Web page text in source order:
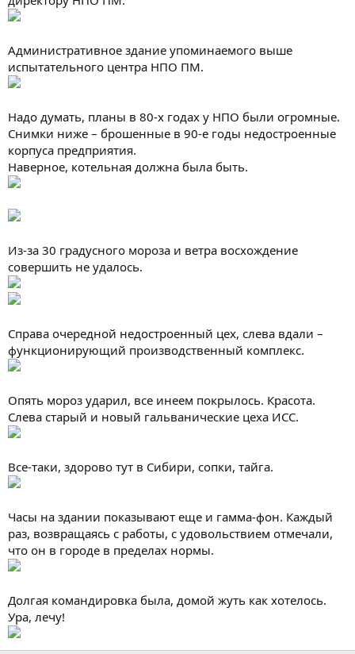
Административное здание упоминаемого выше
испытательного центра НПО ПМ.
Надо думать, планы в 80-х годах у НПО были огромные.
Снимки ниже – брошенные в 90-е годы недостроенные
корпуса предприятия.
Наверное, котельная должна была быть.
Из-за 30 градусного мороза и ветра восхождение
совершить не удалось.
Справа очередной недостроенный цех, слева вдали –
функционирующий производственный комплекс.
Опять мороз ударил, все инеем покрылось. Красота.
Слева старый и новый гальванические цеха ИСС.
Все-таки, здорово тут в Сибири, сопки, тайга.
Часы на здании показывают еще и гамма-фон. Каждый
раз, возвращаясь с работы, с удовольствием отмечали,
что он в городе в пределах нормы.
Долгая командировка была, домой жуть как хотелось.
Ура, лечу!